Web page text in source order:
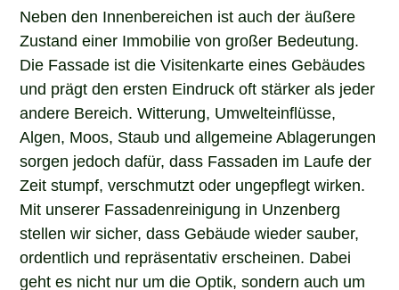
Neben den Innenbereichen ist auch der äußere
Zustand einer Immobilie von großer Bedeutung.
Die Fassade ist die Visitenkarte eines Gebäudes
und prägt den ersten Eindruck oft stärker als jeder
andere Bereich. Witterung, Umwelteinflüsse,
Algen, Moos, Staub und allgemeine Ablagerungen
sorgen jedoch dafür, dass Fassaden im Laufe der
Zeit stumpf, verschmutzt oder ungepflegt wirken.
Mit unserer Fassadenreinigung in Unzenberg
stellen wir sicher, dass Gebäude wieder sauber,
ordentlich und repräsentativ erscheinen. Dabei
geht es nicht nur um die Optik, sondern auch um